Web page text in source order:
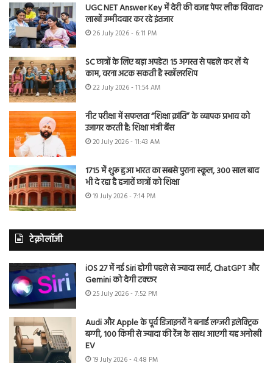
UGC NET Answer Key में देरी की वजह पेपर लीक विवाद?
लाखों उम्मीदवार कर रहे इंतजार
26 July 2026 - 6:11 PM
SC छात्रों के लिए बड़ा अपडेट! 15 अगस्त से पहले कर लें ये
काम, वरना अटक सकती है स्कॉलरशिप
22 July 2026 - 11:54 AM
नीट परीक्षा में सफलता “शिक्षा क्रांति” के व्यापक प्रभाव को
उजागर करती है: शिक्षा मंत्री बैंस
20 July 2026 - 11:43 AM
1715 में शुरू हुआ भारत का सबसे पुराना स्कूल, 300 साल बाद
भी दे रहा है हजारों छात्रों को शिक्षा
19 July 2026 - 7:14 PM
टेक्नोलॉजी
iOS 27 में नई Siri होगी पहले से ज्यादा स्मार्ट, ChatGPT और
Gemini को देगी टक्कर
25 July 2026 - 7:52 PM
Audi और Apple के पूर्व डिजाइनरों ने बनाई लग्जरी इलेक्ट्रिक
बग्गी, 100 किमी से ज्यादा की रेंज के साथ आएगी यह अनोखी
EV
19 July 2026 - 4:48 PM